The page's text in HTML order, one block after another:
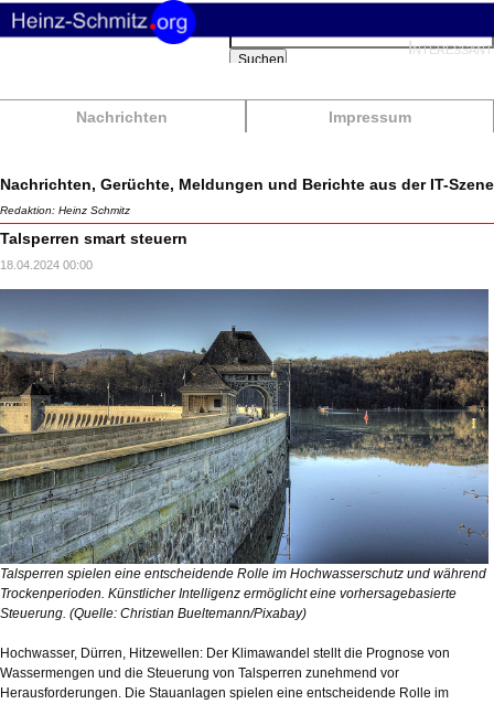
Nachrichten Impressum
Suchbegriffe
Suchen
Nachrichten, Gerüchte, Meldungen und Berichte aus der IT-Szene
Redaktion: Heinz Schmitz
Talsperren smart steuern
18.04.2024 00:00
Talsperren spielen eine entscheidende Rolle im Hochwasserschutz und während
Trockenperioden. Künstlicher Intelligenz ermöglicht eine vorhersagebasierte
Steuerung. (Quelle: Christian Bueltemann/Pixabay)
Hochwasser, Dürren, Hitzewellen: Der Klimawandel stellt die Prognose von
Wassermengen und die Steuerung von Talsperren zunehmend vor
Herausforderungen. Die Stauanlagen spielen eine entscheidende Rolle im